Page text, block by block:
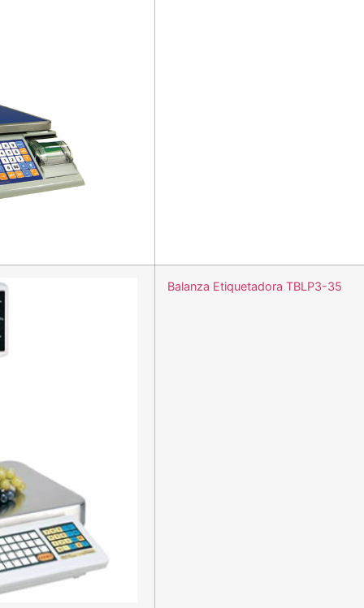
Balanza Etiquetadora TBLP3-35